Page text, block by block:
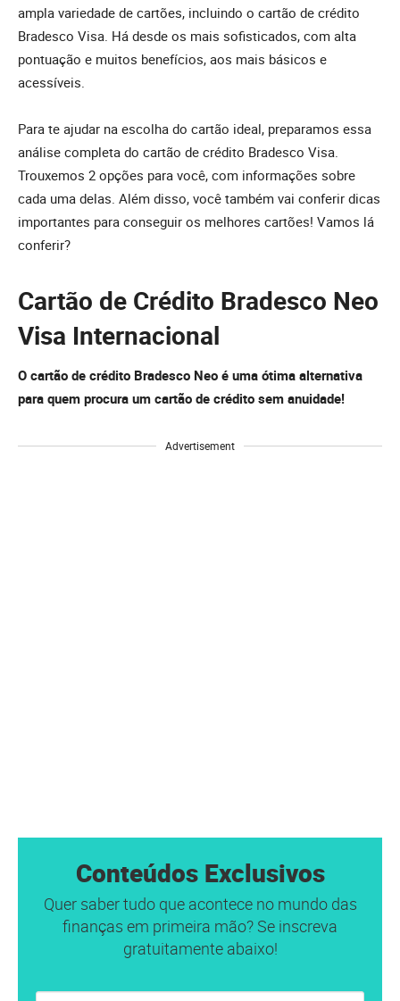
ampla variedade de cartões, incluindo o cartão de crédito
Bradesco Visa. Há desde os mais sofisticados, com alta
pontuação e muitos benefícios, aos mais básicos e
acessíveis.
Para te ajudar na escolha do cartão ideal, preparamos essa
análise completa do cartão de crédito Bradesco Visa.
Trouxemos 2 opções para você, com informações sobre
cada uma delas. Além disso, você também vai conferir dicas
importantes para conseguir os melhores cartões! Vamos lá
conferir?
Cartão de Crédito Bradesco Neo
Visa Internacional
O cartão de crédito Bradesco Neo é uma ótima alternativa
para quem procura um cartão de crédito sem anuidade!
Advertisement
Conteúdos Exclusivos
Quer saber tudo que acontece no mundo das
finanças em primeira mão? Se inscreva
gratuitamente abaixo!